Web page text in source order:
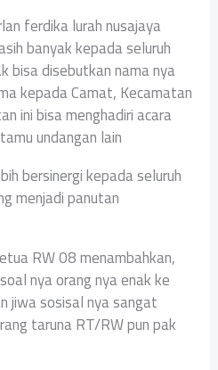
ferdika lurah nusajaya
banyak kepada seluruh
bisa disebutkan nama nya
kepada Camat, Kecamatan
ini bisa menghadiri acara
undangan lain
bersinergi kepada seluruh
menjadi panutan
RW 08 menambahkan,
nya orang nya enak ke
jiwa sosisal nya sangat
taruna RT/RW pun pak